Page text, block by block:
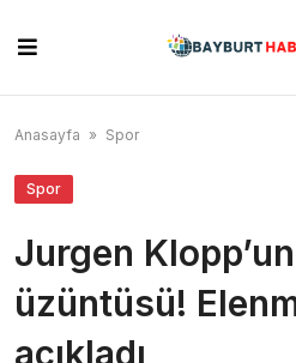
content
Anasayfa » Spor
Spor
Jurgen
üzüntüsü!
açıkladı